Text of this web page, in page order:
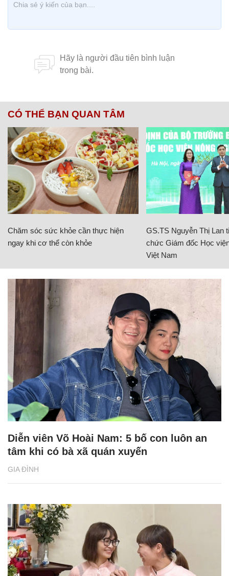
CÓ THỂ BẠN QUAN TÂM
Chăm sóc sức khỏe cần thực hiện
ngay khi cơ thể còn khỏe
GS.TS Nguyễn Thị Lan
chức Giám đốc Học
Việt Nam
GIA ĐÌNH
Diễn viên Võ Hoài Nam: 5 bố con luôn an
tâm khi có bà xã quán xuyến